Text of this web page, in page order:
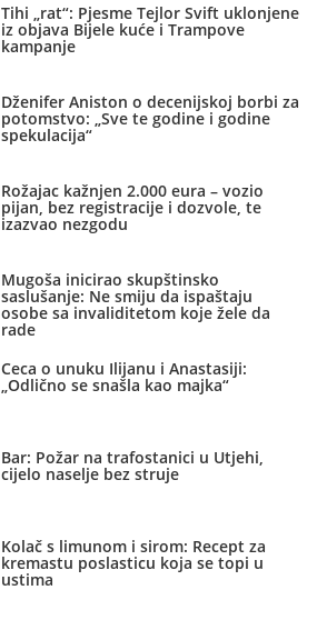
Tihi „rat“: Pjesme Tejlor Svift uklonjene
iz objava Bijele kuće i Trampove
kampanje
Dženifer Aniston o decenijskoj borbi za
potomstvo: „Sve te godine i godine
spekulacija“
Rožajac kažnjen 2.000 eura – vozio
pijan, bez registracije i dozvole, te
izazvao nezgodu
Mugoša inicirao skupštinsko
saslušanje: Ne smiju da ispaštaju
osobe sa invaliditetom koje žele da
rade
Ceca o unuku Ilijanu i Anastasiji:
„Odlično se snašla kao majka“
Bar: Požar na trafostanici u Utjehi,
cijelo naselje bez struje
Kolač s limunom i sirom: Recept za
kremastu poslasticu koja se topi u
ustima